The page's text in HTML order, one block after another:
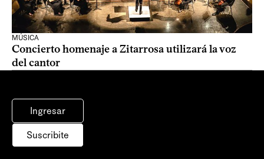
MÚSICA
Concierto homenaje a Zitarrosa utilizará la voz
del cantor
Ingresar
Suscribite